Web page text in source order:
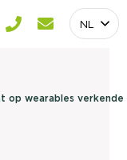
NL
op wearables verkende